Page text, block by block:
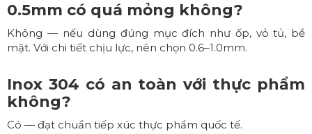
0.5mm có quá mỏng không?
Không — nếu dùng đúng mục đích như ốp, vỏ tủ, bề
mặt. Với chi tiết chịu lực, nên chọn 0.6–1.0mm.
Inox 304 có an toàn với thực phẩm
không?
Có — đạt chuẩn tiếp xúc thực phẩm quốc tế.